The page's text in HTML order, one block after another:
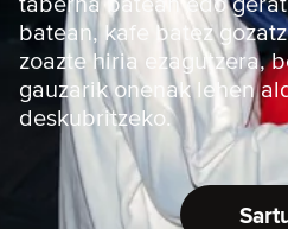
taberna batean edo
batean, kafe batez
zoazte hiria ezagutzera,
gauzarik onenak lehen
deskubritzeko.